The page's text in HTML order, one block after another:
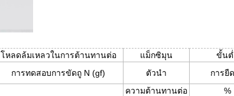
โหลดล้มเหลวในการต้านทานต่อ แม็กซิมุน
ขั้น
การทดสอบการขัดถู N (gf) ตัวนำ การยื
ความต้านทานต่อ %